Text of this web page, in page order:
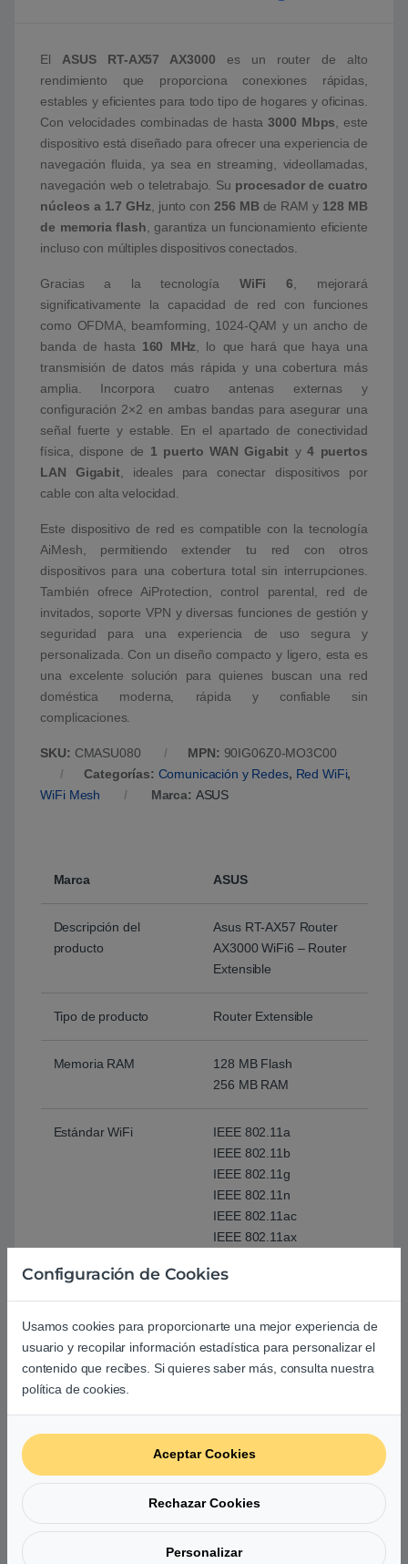
El ASUS RT-AX57 AX3000 es un router de alto
rendimiento que proporciona conexiones rápidas,
estables y eficientes para todo tipo de hogares y oficinas.
Con velocidades combinadas de hasta3000 Mbps , este
dispositivo está diseñado para ofrecer una experiencia de
navegación fluida, ya sea en streaming, videollamadas,
navegación web o teletrabajo. Su procesador de cuatro
núcleos a 1.7 GHz , junto con 256 MBde RAM y 128 MB
de memoria flash , garantiza un funcionamiento eficiente
incluso con múltiples dispositivos conectados.
Gracias a la tecnología WiFi 6 , mejorará
significativamente la capacidad de red con funciones
como OFDMA, beamforming, 1024-QAM y un ancho de
banda de hasta 160 MHz , lo que hará que haya una
transmisión de datos más rápida y una cobertura más
amplia. Incorpora cuatro antenas externas y
configuración 2×2 en ambas bandas para asegurar una
señal fuerte y estable. En el apartado de conectividad
física, dispone de 1 puerto WAN Gigabit y4 puertos
LAN Gigabit, ideales para conectar dispositivos por
cable con alta velocidad.
Este dispositivo de red es compatible con la tecnología
AiMesh, permitiendo extender tu red con otros
dispositivos para una cobertura total sin interrupciones.
También ofrece AiProtection, control parental, red de
invitados, soporte VPN y diversas funciones de gestión y
seguridad para una experiencia de uso segura y
personalizada. Con un diseño compacto y ligero, esta es
una excelente solución para quienes buscan una red
doméstica moderna, rápida y confiable sin
complicaciones.
SKU: CMASU080 MPN: 90IG06Z0-MO3C00
Categorías: Comunicación y Redes, Red WiFi,
WiFi Mesh
Marca: ASUS
Marca ASUS
Descripción del
producto
Asus RT-AX57 Router
AX3000 WiFi6 – Router
Extensible
Tipo de producto Router Extensible
Memoria RAM
128 MB Flash
256 MB RAM
Estándar WiFi
IEEE 802.11a
IEEE 802.11b
IEEE 802.11g
IEEE 802.11n
IEEE 802.11ac
IEEE 802.11ax
IPv6
Antenas WiFi External antenna x 4
Puertos
1x RJ45 para Gigabits
4x RJ45 para Gigabits
BaseT para LAN
Cifrado
WPA3-Personal, WPA2-
Personal, WPA-
Personal, WPA-
Enterprise , WPA2-
Configuración de Cookies
Usamos cookies para proporcionarte una mejor experiencia de
usuario y recopilar información estadística para personalizar el
contenido que recibes. Si quieres saber más, consulta nuestra
política de cookies.
Aceptar Cookies
Rechazar Cookies
Personalizar